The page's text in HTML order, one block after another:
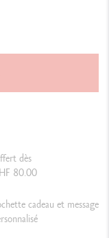
dès
80.00
cadeau et message